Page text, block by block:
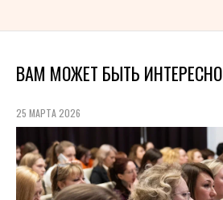
ВАМ МОЖЕТ БЫТЬ ИНТЕРЕСНО
25 МАРТА 2026